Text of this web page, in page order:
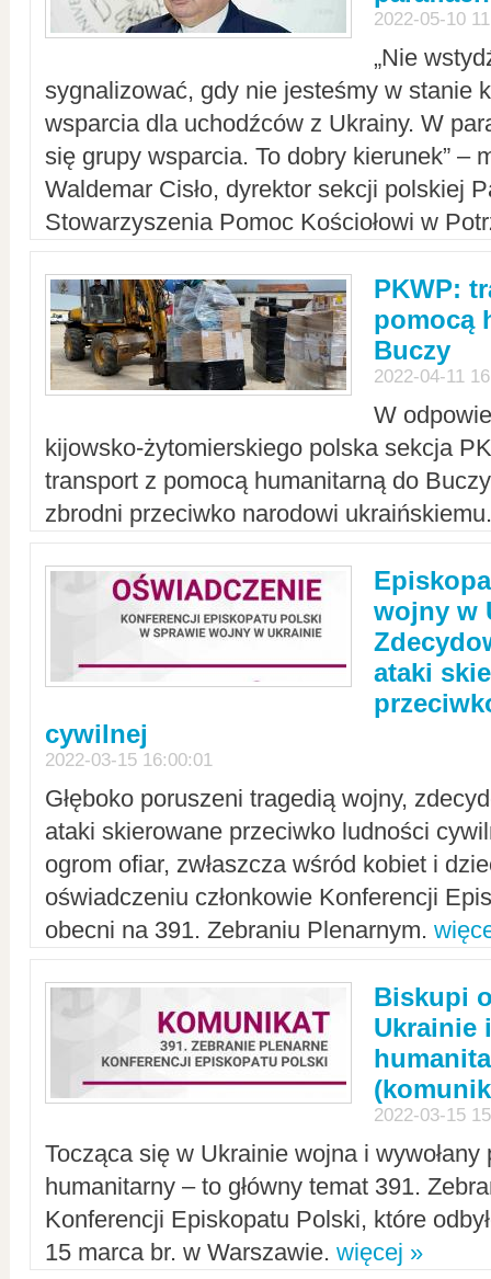
2022-05-10
„Nie
sygnalizować, gdy nie jesteśmy w stanie
wsparcia dla uchodźców z Ukrainy. W
się grupy wsparcia. To dobry kierunek” –
Waldemar Cisło, dyrektor sekcji polskiej
Stowarzyszenia Pomoc Kościołowi w
PKWP:
pomocą
Buczy
2022-04-11
W
kijowsko-żytomierskiego polska sekcja
transport z pomocą humanitarną do
zbrodni przeciwko narodowi
wojny w
ataki
cywilnej
2022-03-15 16:00:01
Głęboko poruszeni tragedią wojny,
ataki skierowane przeciwko ludności
ogrom ofiar, zwłaszcza wśród kobiet i
oświadczeniu członkowie Konferencji
obecni na 391. Zebraniu Plenarnym.
Biskupi
Ukrainie
2022-03-15
Tocząca się w Ukrainie wojna i
humanitarny – to główny temat 391.
Konferencji Episkopatu Polski, które
15 marca br. w Warszawie. więcej »